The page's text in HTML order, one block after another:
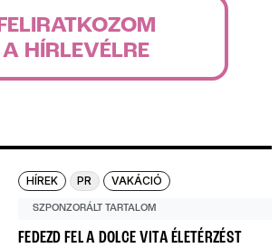
FELIRATKOZOM
A HÍRLEVÉLRE
HÍREK PR VAKÁCIÓ
SZPONZORÁLT TARTALOM
FEDEZD FEL A DOLCE VITA ÉLETÉRZÉST